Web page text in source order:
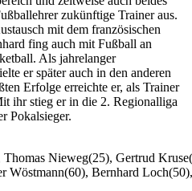
zukünftige Trainer aus.
mit dem französischen
fing auch mit Fußball an
Als jahrelanger
er später auch in den anderen
Erfolge erreichte er, als Trainer
ihr stieg er in die 2. Regionalliga
Pokalsieger.
Nieweg(25), Gertrud
Wöstmann(60), Bernhard